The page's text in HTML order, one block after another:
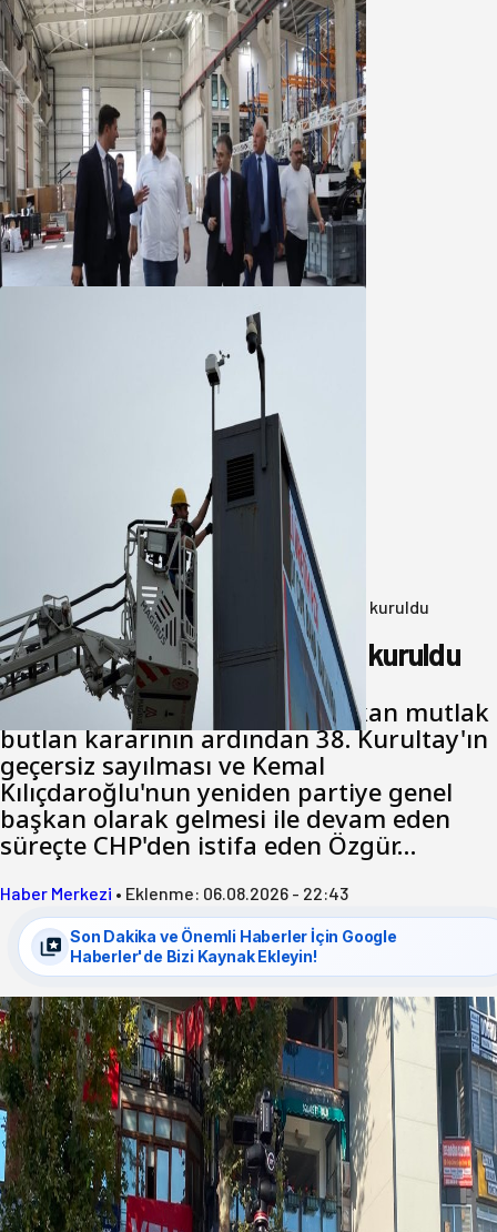
Marmara OSB Müteşebbis Heyeti
Toplantısı gerçekleştirildi
05 Ağustos 2026
Büyükşehir Çevresel İzleme Ağını
Bandırma ile Güçlendirdi
05 Ağustos 2026
Anasayfa/Genel/ Yeni Parti Bandırma Teşkilatı kuruldu
Yeni Parti Bandırma Teşkilatı kuruldu
Cumhuriyet Halk Partisi için çıkan mutlak
butlan kararının ardından 38. Kurultay'ın
geçersiz sayılması ve Kemal
Kılıçdaroğlu'nun yeniden partiye genel
başkan olarak gelmesi ile devam eden
süreçte CHP'den istifa eden Özgür…
Haber Merkezi • Eklenme: 06.08.2026 - 22:43
Son Dakika ve Önemli Haberler İçin Google
Haberler'de Bizi Kaynak Ekleyin!